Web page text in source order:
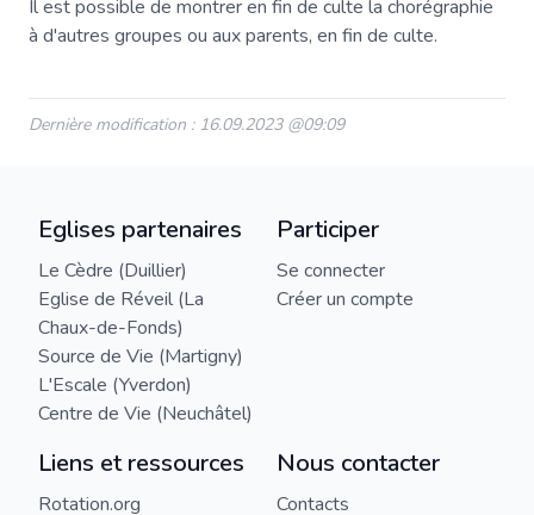
Il est possible de montrer en fin de culte la chorégraphie
à d'autres groupes ou aux parents, en fin de culte.
Dernière modification : 16.09.2023 @09:09
Eglises partenaires
Le Cèdre (Duillier)
Eglise de Réveil (La
Chaux-de-Fonds)
Source de Vie (Martigny)
L'Escale (Yverdon)
Centre de Vie (Neuchâtel)
Participer
Se connecter
Créer un compte
Liens et ressources
Rotation.org
Nous contacter
Contacts